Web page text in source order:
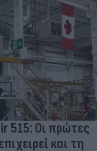
515: Οι πρώτες
και τη